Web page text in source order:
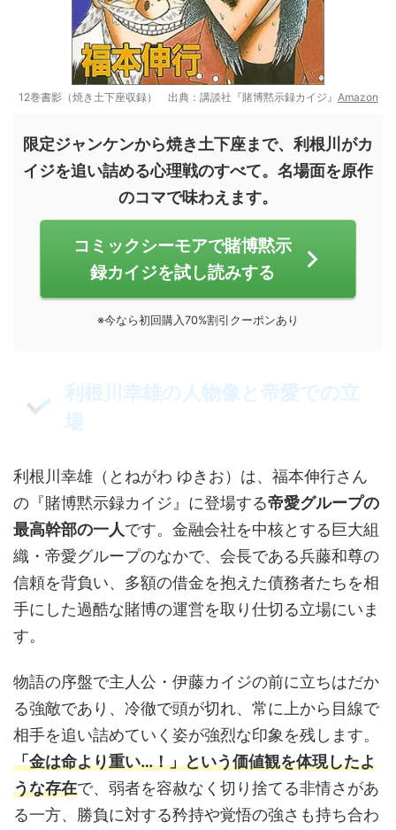
12巻書影（焼き土下座収録） 出典：講談社『賭博黙示録カイジ』 Amazon
限定ジャンケンから焼き土下座まで、利根川がカ
イジを追い詰める心理戦のすべて。名場面を原作
のコマで味わえます。
コミックシーモアで賭博黙示
録カイジを試し読みする
※今なら初回購入70%割引クーポンあり
利根川幸雄の人物像と帝愛での立
場
利根川幸雄（とねがわ ゆきお）は、福本伸行さん
の『賭博黙示録カイジ』に登場する帝愛グループの
最高幹部の一人です。金融会社を中核とする巨大組
織・帝愛グループのなかで、会長である兵藤和尊の
信頼を背負い、多額の借金を抱えた債務者たちを相
手にした過酷な賭博の運営を取り仕切る立場にいま
す。
物語の序盤で主人公・伊藤カイジの前に立ちはだか
る強敵であり、冷徹で頭が切れ、常に上から目線で
相手を追い詰めていく姿が強烈な印象を残します。
「金は命より重い…！」という価値観を体現したよ
うな存在で、弱者を容赦なく切り捨てる非情さがあ
る一方、勝負に対する矜持や覚悟の強さも持ち合わ